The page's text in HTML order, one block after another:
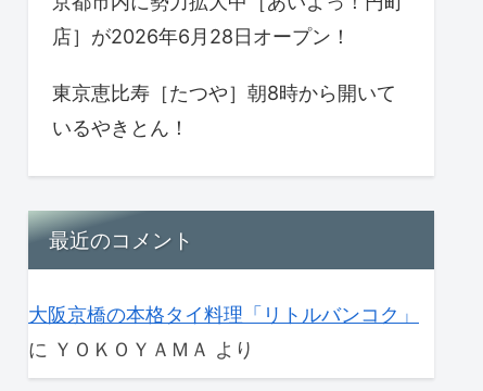
店］が2026年6月28日オープン！
東京恵比寿［たつや］朝8時から開いて
いるやきとん！
最近のコメント
大阪京橋の本格タイ料理「リトルバンコク」
に ＹＯＫＯＹＡＭＡ より